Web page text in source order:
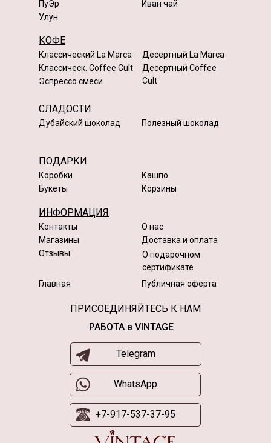
Классическ. Coffee Cult
ПуЭр
Улун
Иван чай
Классический La Marca
КОФЕ
Десертный Coffee
Cult
Десертный La Marca
Эспрессо смеси
СЛАДОСТИ
Дубайский шоколад Полезный шоколад
ПОДАРКИ
Коробки
Букеты
Кашпо
Корзины
ИНФОРМАЦИЯ
Контакты
Магазины
Отзывы
О нас
Доставка и оплата
Публичная оферта
Главная
ПРИСОЕДИНЯЙТЕСЬ К НАМ
Telegram
РАБОТА в VINTAGE
О подарочном
сертификате
WhatsApp
+7-917-537-37-95